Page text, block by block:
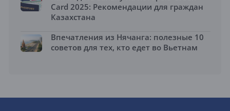
Card 2025: Рекомендации для граждан
Казахстана
Впечатления из Нячанга: полезные 10
советов для тех, кто едет во Вьетнам